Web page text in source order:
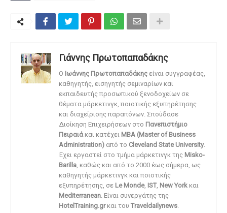
Γιάννης Πρωτοπαπαδάκης
O Ιωάννης Πρωτοπαπαδάκης είναι συγγραφέας,
καθηγητής, εισηγητής σεμιναρίων και
εκπαιδευτής προσωπικού ξενοδοχείων σε
θέματα μάρκετινγκ, ποιοτικής εξυπηρέτησης
και διαχείρισης παραπόνων. Σπούδασε
Διοίκηση Επιχειρήσεων στο Πανεπιστήμιο
Πειραιάκαι κατέχει MBA (Master of Business
Administration) από το Cleveland State University.
Έχει εργαστεί στο τμήμα μάρκετινγκ της Misko-
Barilla, καθώς και από το 2000 έως σήμερα, ως
καθηγητής μάρκετινγκ και ποιοτικής
εξυπηρέτησης, σε Le Monde, IST, New York και
Mediterranean. Είναι συνεργάτης της
HotelTraining.grκαι του Traveldailynews.